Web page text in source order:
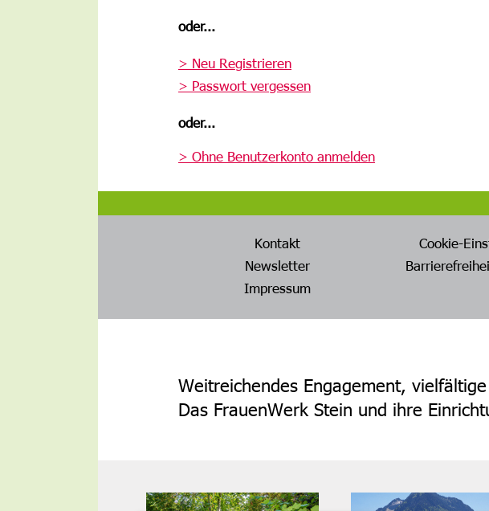
oder...
> Neu Registrieren
> Passwort vergessen
oder...
> Ohne Benutzerkonto anmelden
Kontakt
Newsletter
Impressum
Cookie-
Weitreichendes Engagement,
Das FrauenWerk Stein und ihre